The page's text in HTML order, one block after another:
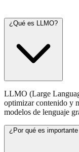
¿Qué es LLMO?
LLMO (Large
optimizar contenido y
modelos de lenguaje
¿Por qué es